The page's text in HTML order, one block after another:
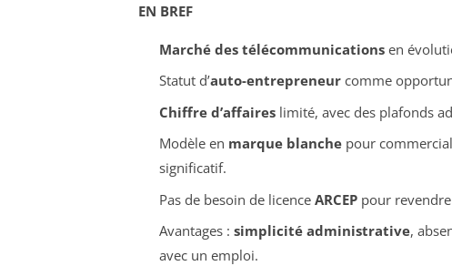
EN BREF
Marché des télécommunicationsen
Statut d’auto-entrepreneurcomme
Chiffre d’affaireslimité, avec des plafonds
Modèle en marque blanchepour
significatif.
Pas de besoin de licence ARCEPpour revendre
Avantages : simplicité administrative,
avec un emploi.